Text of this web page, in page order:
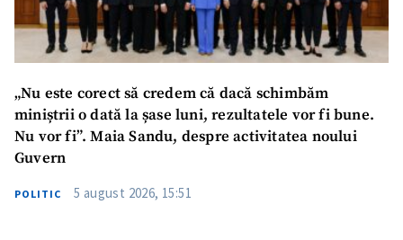
„Nu este corect să credem că dacă schimbăm
miniștrii o dată la șase luni, rezultatele vor fi bune.
Nu vor fi”. Maia Sandu, despre activitatea noului
Guvern
POLITIC 5 august 2026, 15:51
Titlu știre
+ Adaugă titlu